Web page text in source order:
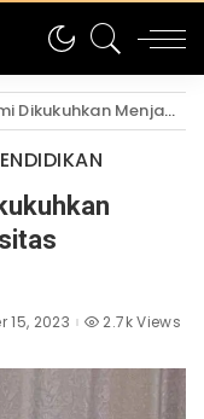
Besar Universitas Internasional Batam (UIB)
15, 2023 2.7k Views